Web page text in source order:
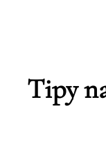
Tipy